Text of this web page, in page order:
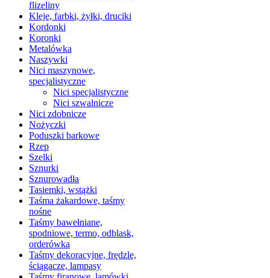
flizeliny
Kleje, farbki, żyłki, druciki
Kordonki
Koronki
Metalówka
Naszywki
Nici maszynowe,
specjalistyczne
Nici specjalistyczne
Nici szwalnicze
Nici zdobnicze
Nożyczki
Poduszki barkowe
Rzep
Szelki
Sznurki
Sznurowadła
Tasiemki, wstążki
Taśma żakardowe, taśmy
nośne
Taśmy bawełniane,
spodniowe, termo, odblask,
orderówka
Taśmy dekoracyjne, frędzle,
ściągacze, lampasy